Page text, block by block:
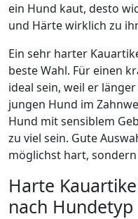
ein Hund kaut, desto
und Härte wirklich zu
Ein sehr harter
beste Wahl. Für einen
ideal sein, weil er
jungen Hund im
Hund mit sensiblem
zu viel sein. Gute
möglichst hart,
Harte
nach Hundetyp